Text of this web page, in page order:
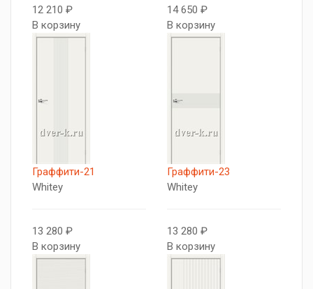
12 210 ₽
В корзину
14 650 ₽
В корзину
Граффити-21
Whitey
13 280 ₽
В корзину
Граффити-23
Whitey
13 280 ₽
В корзину